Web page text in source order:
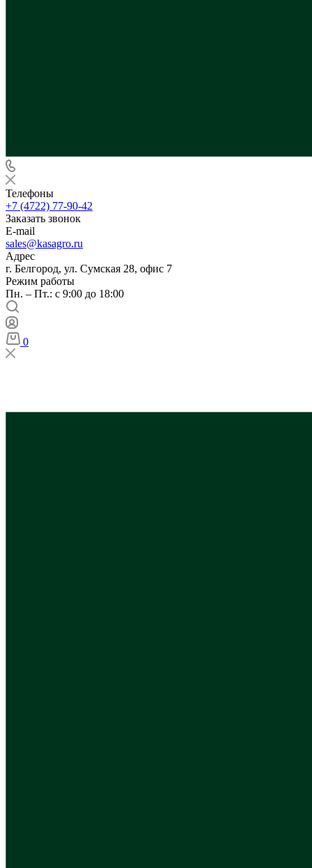
Телефоны
+7 (4722) 77-90-42
Заказать звонок
E-mail
sales@kasagro.ru
Адрес
г. Белгород, ул. Сумская 28, офис 7
Режим работы
Пн. – Пт.: с 9:00 до 18:00
0